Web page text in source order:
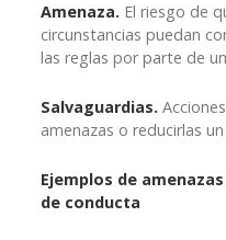
Amenaza. El riesgo de
circunstancias puedan
las reglas por parte de
Salvaguardias.
amenazas o reducirlas
Ejemplos de
de conducta